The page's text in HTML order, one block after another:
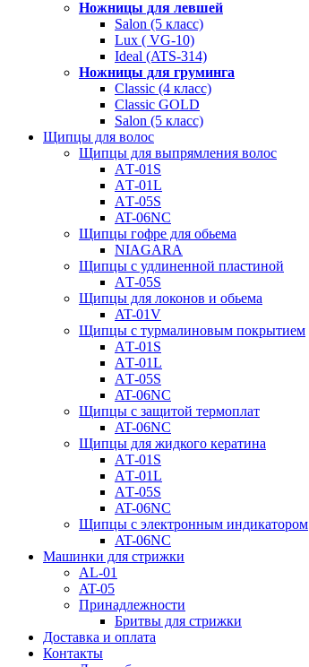
Ножницы для левшей
Salon (5 класс)
Lux ( VG-10)
Ideal (ATS-314)
Ножницы для груминга
Classic (4 класс)
Classic GOLD
Salon (5 класс)
Щипцы для волос
Щипцы для выпрямления волос
AТ-01S
AТ-01L
AТ-05S
AT-06NC
Щипцы гофре для обьема
NIAGARA
Щипцы с удлиненной пластиной
AТ-05S
Щипцы для локонов и обьема
AT-01V
Щипцы с турмалиновым покрытием
AТ-01S
AТ-01L
AТ-05S
AT-06NC
Щипцы с защитой термоплат
AT-06NC
Щипцы для жидкого кератина
AТ-01S
AТ-01L
AТ-05S
AT-06NC
Щипцы с электронным индикатором
AT-06NC
Машинки для стрижки
AL-01
AT-05
Принадлежности
Бритвы для стрижки
Доставка и оплата
Контакты